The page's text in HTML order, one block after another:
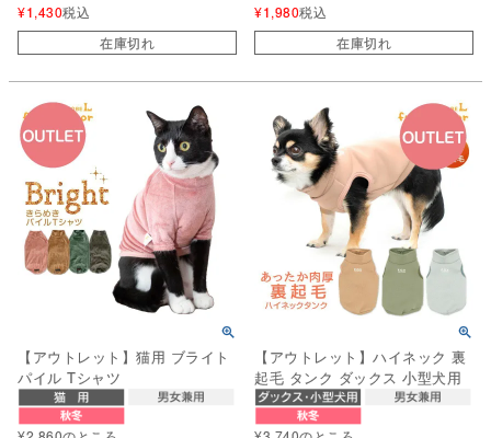
¥1,430税込
在庫切れ
¥1,980税込
在庫切れ
【アウトレット】猫用 ブライト
パイル Tシャツ
【アウトレット】ハイネック 裏
起毛 タンク ダックス 小型犬用